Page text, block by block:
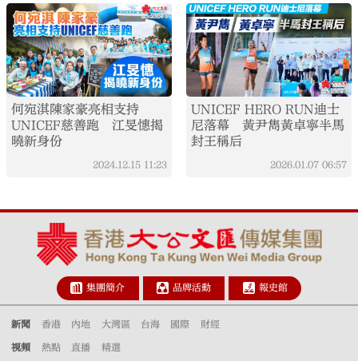
何宛淇陳家豪亮相支持
UNICEF慈善跑 江旻憓揭
曉新身份
2024.12.15 11:23
UNICEF HERO RUN迪士
尼落幕 黃尹雋黃卓寧半馬
封王稱后
2026.01.07 06:57
集團簡介 品牌活動 報史館
新聞 香港 內地 大灣區 台海 國際 財經
視頻 熱點 直播 精選